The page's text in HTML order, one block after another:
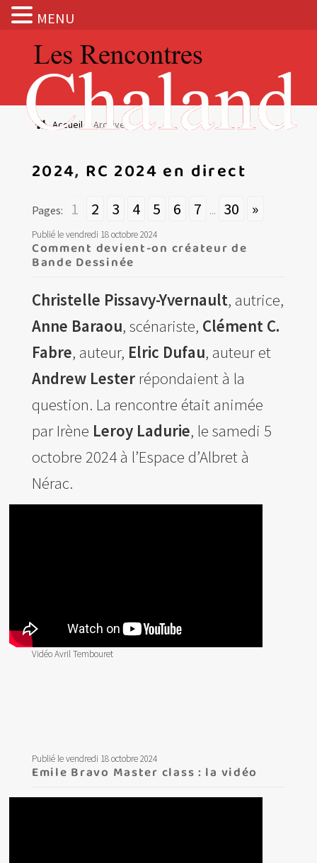
navigation
contenu
Actualités
BOUTIQUE
Les Rencontres Chaland
Prix de lecture
Hors les murs
Les amis d’Yves Chaland
LUDIBD
Accueil Archives
2024, RC 2024 en direct
Pages: 1 2 3 4 5 6 7 ... 30 »
Publié le vendredi 18 octobre 2024
Comment devient-on créateur de
Bande Dessinée
Christelle Pissavy-Yvernault, autrice,
Anne Baraou, scénariste, Clément C.
Fabre, auteur, Elric Dufau, auteur et
Andrew Lester répondaient à la
question. La rencontre était animée
par Irène Leroy Ladurie, le samedi 5
octobre 2024 à l’Espace d’Albret à
Nérac.
Vidéo Avril Tembouret
Publié le vendredi 18 octobre 2024
Emile Bravo Master class : la vidéo
MENU